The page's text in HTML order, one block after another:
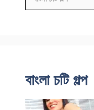
বাংলা চটি গল্প